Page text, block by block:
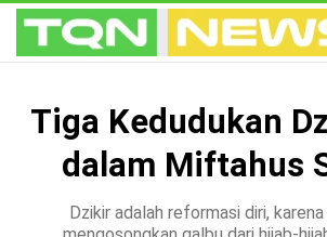
Tiga Kedudukan
dalam Miftahus
Dzikir adalah reformasi diri,